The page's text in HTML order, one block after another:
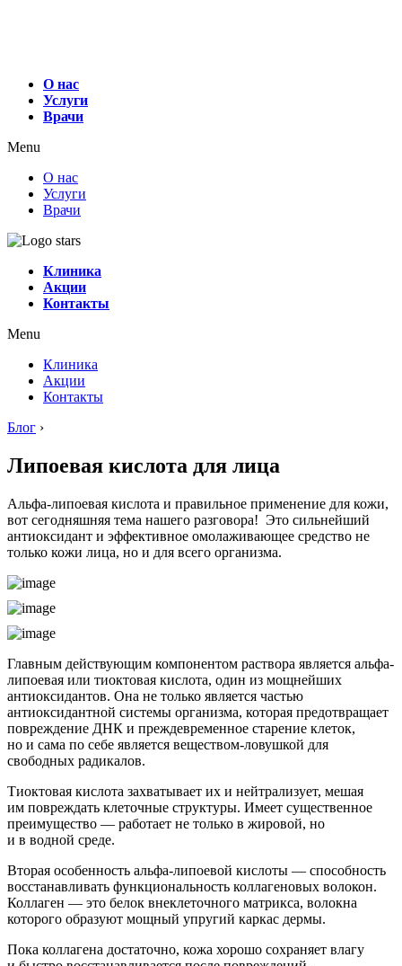
О нас
Услуги
Врачи
Menu
О нас
Услуги
Врачи
Клиника
Акции
Контакты
Menu
Клиника
Акции
Контакты
Блог ›
Липоевая кислота для лица
Альфа-липоевая кислота и правильное применение для кожи,
вот сегодняшняя тема нашего разговора! Это сильнейший
антиоксидант и эффективное омолаживающее средство не
только кожи лица, но и для всего организма.
Главным действующим компонентом раствора является альфа-
липоевая или тиоктовая кислота, один из мощнейших
антиоксидантов. Она не только является частью
антиоксидантной системы организма, которая предотвращает
повреждение ДНК и преждевременное старение клеток,
но и сама по себе является веществом-ловушкой для
свободных радикалов.
Тиоктовая кислота захватывает их и нейтрализует, мешая
им повреждать клеточные структуры. Имеет существенное
преимущество — работает не только в жировой, но
и в водной среде.
Вторая особенность альфа-липоевой кислоты — способность
восстанавливать функциональность коллагеновых волокон.
Коллаген — это белок внеклеточного матрикса, волокна
которого образуют мощный упругий каркас дермы.
Пока коллагена достаточно, кожа хорошо сохраняет влагу